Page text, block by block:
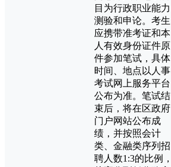
目为行政职业能力
测验和申论。考生
应携带准考证和本
人有效身份证件原
件参加笔试，具体
时间、地点以人事
考试网上服务平台
公布为准。笔试结
束后，将在区政府
门户网站公布成
绩，并按照会计
类、金融类序列招
聘人数1:3的比例，